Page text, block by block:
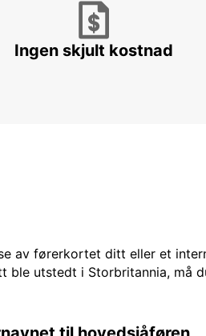
Ingen skjult kostnad
av førerkortet ditt eller et
utstedt i Storbritannia, må